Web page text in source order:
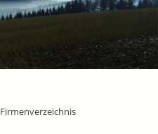
Firmenverzeichnis